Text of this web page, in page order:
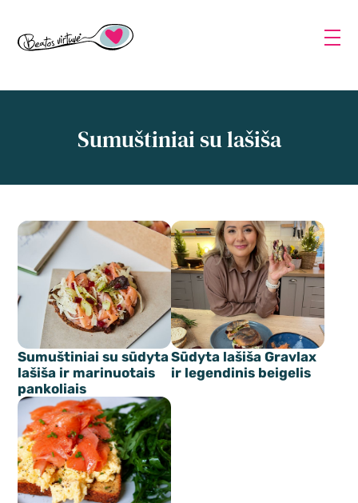
Sumuštiniai su lašiša
Sumuštiniai su sūdyta
lašiša ir marinuotais
pankoliais
Sūdyta lašiša Gravlax
ir legendinis beigelis